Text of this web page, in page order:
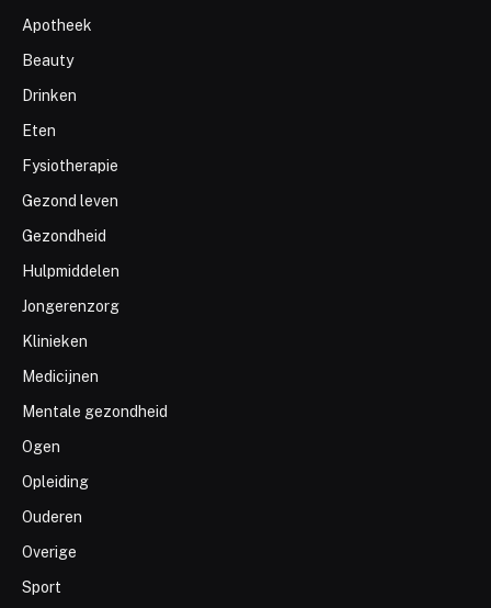
Apotheek
Beauty
Drinken
Eten
Fysiotherapie
Gezond leven
Gezondheid
Hulpmiddelen
Jongerenzorg
Klinieken
Medicijnen
Mentale gezondheid
Ogen
Opleiding
Ouderen
Overige
Sport